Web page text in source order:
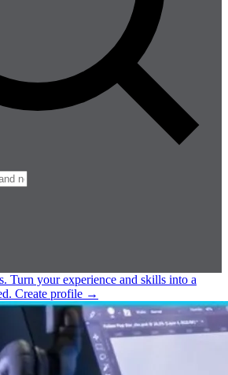
Turn your experience and skills into a
Create profile →